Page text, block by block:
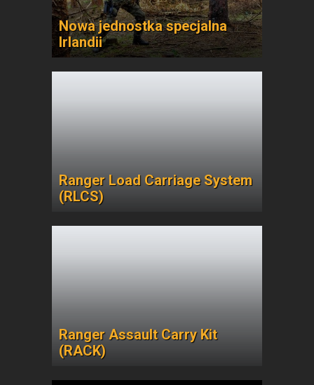
Nowa jednostka specjalna
Irlandii
Ranger Load Carriage System
(RLCS)
Ranger Assault Carry Kit
(RACK)